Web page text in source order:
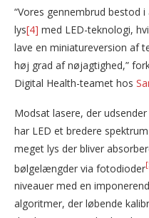
“Vores gennembrud bestod
lys[4] med LED-teknologi,
lave en miniatureversion af
høj grad af nøjagtighed,”
Digital Health-teamet hos
Modsat lasere, der
har LED et bredere
meget lys der bliver
bølgelængder via fotodioder
niveauer med en
algoritmer, der løbende